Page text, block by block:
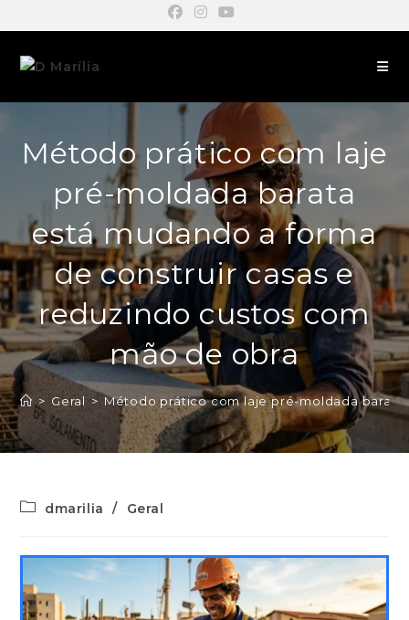
Método prático com laje
pré-moldada barata
está mudando a forma
de construir casas e
reduzindo custos com
mão de obra
> Geral > Método prático com laje pré-moldada
dmarilia / Geral